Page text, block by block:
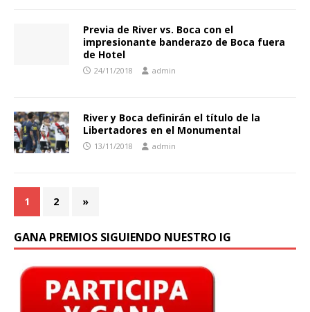
Previa de River vs. Boca con el
impresionante banderazo de Boca fuera
de Hotel
24/11/2018 admin
River y Boca definirán el título de la
Libertadores en el Monumental
13/11/2018 admin
1 2 »
GANA PREMIOS SIGUIENDO NUESTRO IG